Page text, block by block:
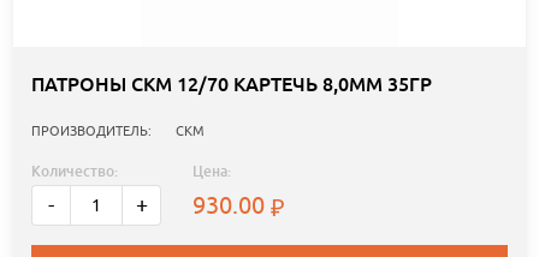
ПАТРОНЫ СКМ 12/70 КАРТЕЧЬ 8,0ММ 35ГР
ПРОИЗВОДИТЕЛЬ: СКМ
Количество:
- +
Цена:
930.00